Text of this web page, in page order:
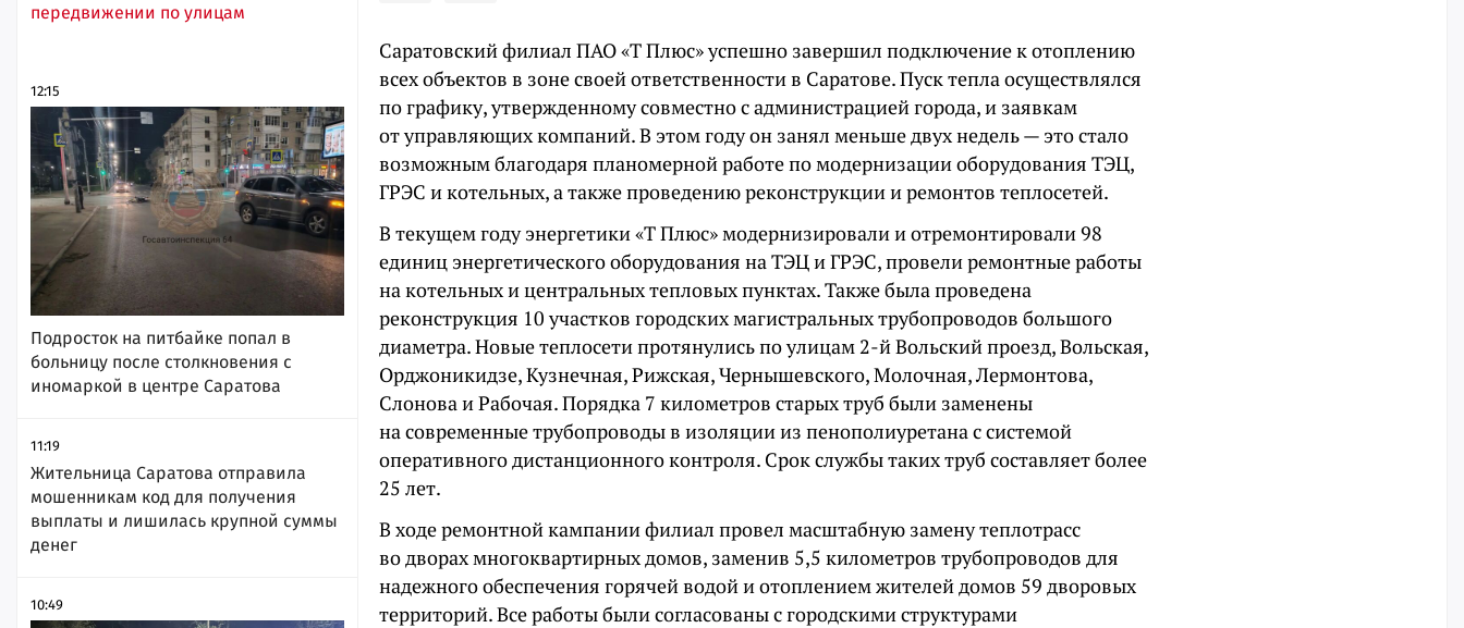
передвижении по улицам
12:15
Подросток на питбайке попал в
больницу после столкновения с
иномаркой в центре Саратова
11:19
Жительница Саратова отправила
мошенникам код для получения
выплаты и лишилась крупной суммы
денег
10:49
Саратовский филиал ПАО «Т Плюс» успешно завершил подключение к отоплению
всех объектов в зоне своей ответственности в Саратове. Пуск тепла осуществлялся
по графику, утвержденному совместно с администрацией города, и заявкам
от управляющих компаний. В этом году он занял меньше двух недель — это стало
возможным благодаря планомерной работе по модернизации оборудования ТЭЦ,
ГРЭС и котельных, а также проведению реконструкции и ремонтов теплосетей.
В текущем году энергетики «Т Плюс» модернизировали и отремонтировали 98
единиц энергетического оборудования на ТЭЦ и ГРЭС, провели ремонтные работы
на котельных и центральных тепловых пунктах. Также была проведена
реконструкция 10 участков городских магистральных трубопроводов большого
диаметра. Новые теплосети протянулись по улицам 2-й Вольский проезд, Вольская,
Орджоникидзе, Кузнечная, Рижская, Чернышевского, Молочная, Лермонтова,
Слонова и Рабочая. Порядка 7 километров старых труб были заменены
на современные трубопроводы в изоляции из пенополиуретана с системой
оперативного дистанционного контроля. Срок службы таких труб составляет более
25 лет.
В ходе ремонтной кампании филиал провел масштабную замену теплотрасс
во дворах многоквартирных домов, заменив 5,5 километров трубопроводов для
надежного обеспечения горячей водой и отоплением жителей домов 59 дворовых
территорий. Все работы были согласованы с городскими структурами